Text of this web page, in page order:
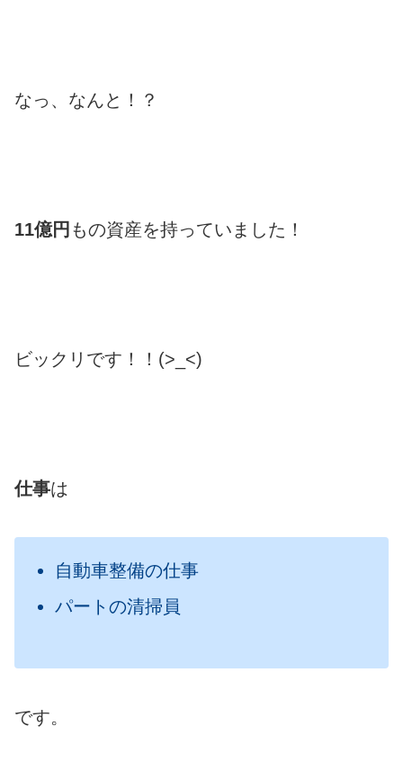
なっ、なんと！？
11億円 もの資産を持っていました！
ビックリです！！(>_<)
仕事は
自動車整備の仕事
パートの清掃員
です。